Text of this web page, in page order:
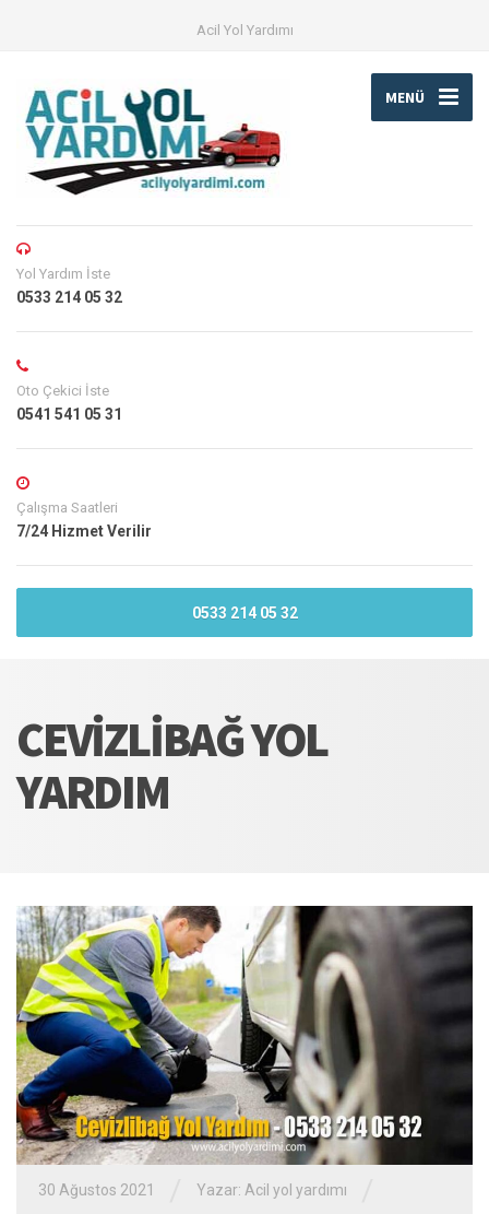
Acil Yol Yardımı
MENÜ
Yol Yardım İste
0533 214 05 32
Oto Çekici İste
0541 541 05 31
Çalışma Saatleri
7/24 Hizmet Verilir
0533 214 05 32
CEVIZLIBAĞ YOL
YARDIM
30 Ağustos 2021 Yazar: Acil yol yardımı